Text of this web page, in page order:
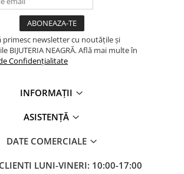
primesc newsletter cu noutățile și
BIJUTERIA NEAGRĂ. Află mai multe în
Confidențialitate
INFORMAȚII
ASISTENȚĂ
DATE COMERCIALE
LUNI-VINERI: 10:00-17:00